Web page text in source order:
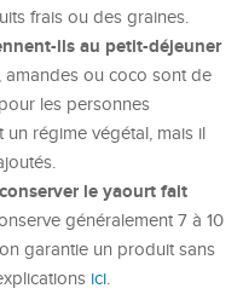
frais ou des graines.
ils au petit-déjeuner
amandes ou coco sont de
les personnes
un régime végétal, mais il
le yaourt fait
généralement 7 à 10
garantie un produit sans
ici.